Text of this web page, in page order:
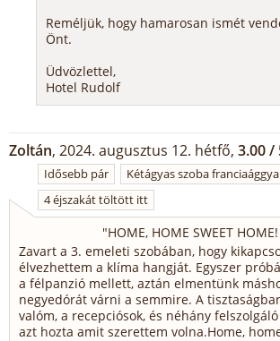
Reméljük, hogy hamarosan ismét
Önt.
Üdvözlettel,
Hotel Rudolf
Zoltán, 2024. augusztus 12. hétfő, 3.00 /
Idősebb pár
Kétágyas szoba
4 éjszakát töltött itt
"HOME, HOME SWEET
Zavart a 3. emeleti szobában, hogy
élvezhettem a klíma hangját. Egyszer
a félpanzió mellett, aztán elmentünk
negyedórát várni a semmire. A
valóm, a recepciósok, és néhány
azt hozta amit szerettem volna.Home,